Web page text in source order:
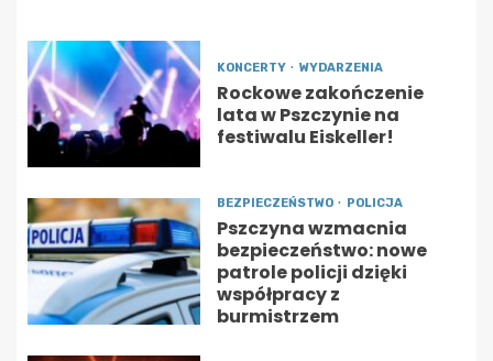
KONCERTY WYDARZENIA
Rockowe zakończenie
lata w Pszczynie na
festiwalu Eiskeller!
BEZPIECZEŃSTWO POLICJA
Pszczyna wzmacnia
bezpieczeństwo: nowe
patrole policji dzięki
współpracy z
burmistrzem